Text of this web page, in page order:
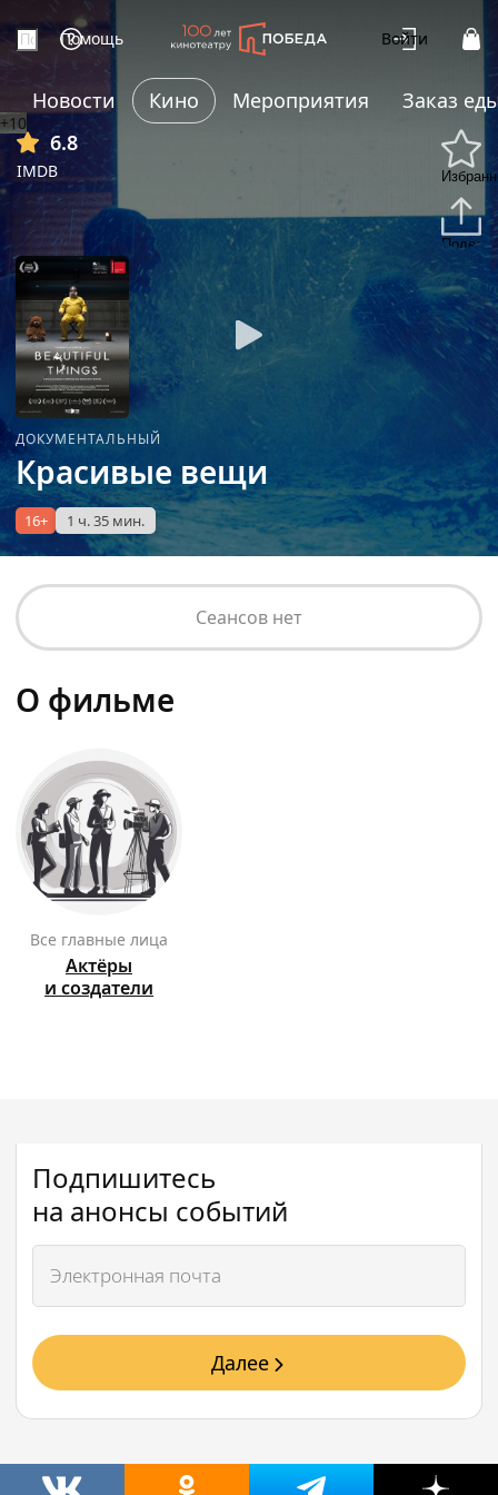
Помощь Войти
Новости Кино Мероприятия
Заказ
6.8
IMDB
+10
ДОКУМЕНТАЛЬНЫЙ
Красивые вещи
16+ 1 ч. 35 мин.
Сеансов нет
О фильме
Все главные лица
Актёры
и создатели
Подпишитесь
на анонсы событий
Далее